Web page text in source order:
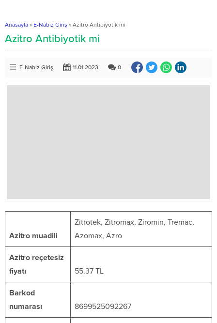
Anasayfa » E-Nabız Giriş » Azitro Antibiyotik mi
Azitro Antibiyotik mi
E-Nabız Giriş 11.01.2023 0
Azitro muadili
Zitrotek, Zitromax, Ziromin, Tremac,
Azomax, Azro
Azitro reçetesiz
fiyatı
55.37 TL
Barkod
numarası
8699525092267